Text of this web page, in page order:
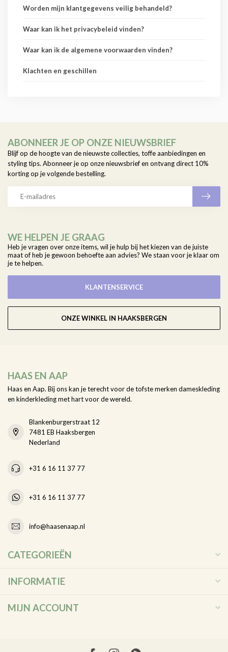
Worden mijn klantgegevens veilig behandeld?
Waar kan ik het privacybeleid vinden?
Waar kan ik de algemene voorwaarden vinden?
Klachten en geschillen
WE HELPEN JE GRAAG
Heb je vragen over onze items, wil je hulp bij het kiezen van de juiste
maat of heb je gewoon behoefte aan advies? We staan voor je klaar om
je te helpen.
KLANTENSERVICE
ONZE WINKEL IN HAAKSBERGEN
ABONNEER JE OP ONZE NIEUWSBRIEF
Blijf op de hoogte van de nieuwste collecties, toffe aanbiedingen en
styling tips. Abonneer je op onze nieuwsbrief en ontvang direct 10%
korting op je volgende bestelling.
HAAS EN AAP
Haas en Aap. Bij ons kan je terecht voor de tofste merken dameskleding
en kinderkleding met hart voor de wereld.
Blankenburgerstraat 12
7481 EB Haaksbergen
Nederland
+31 6 16 11 37 77
+31 6 16 11 37 77
info@haasenaap.nl
CATEGORIEËN
INFORMATIE
MIJN ACCOUNT